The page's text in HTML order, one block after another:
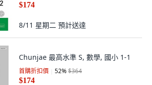
$174
8/11 星期二 預計送達
Chunjae 最高水準 S, 數學, 國小 1-1
首購折扣價 52%$364
$174